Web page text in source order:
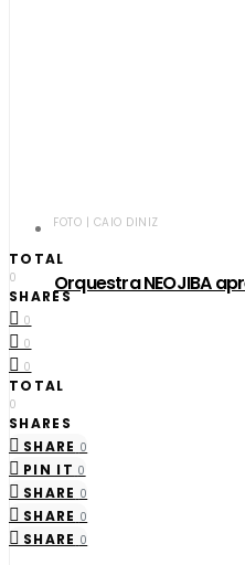
Orquestra NEOJIBA
FOTO | CAIO DINIZ
TOTAL
0
SHARES
0
0
0
TOTAL
0
SHARES
SHARE 0
PIN IT 0
SHARE 0
SHARE 0
SHARE 0